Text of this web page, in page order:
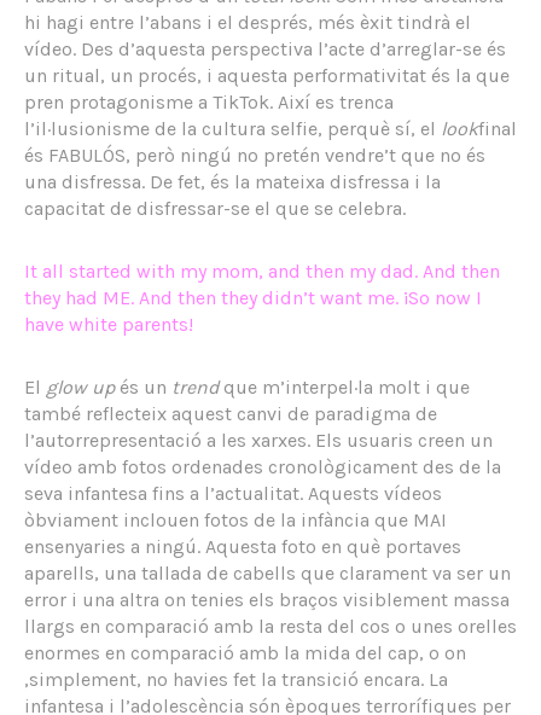
hi hagi entre l’abans i el després, més èxit tindrà el
vídeo. Des d’aquesta perspectiva l’acte d’arreglar-se és
un ritual, un procés, i aquesta performativitat és la que
pren protagonisme a TikTok. Així es trenca
l’il·lusionisme de la cultura selfie, perquè sí, el lookfinal
és FABULÓS, però ningú no pretén vendre’t que no és
una disfressa. De fet, és la mateixa disfressa i la
capacitat de disfressar-se el que se celebra.
It all started with my mom, and then my dad. And then
they had ME. And then they didn’t want me. ¡So now I
have white parents!
El glow up és un trendque m’interpel·la molt i que
també reflecteix aquest canvi de paradigma de
l’autorrepresentació a les xarxes. Els usuaris creen un
vídeo amb fotos ordenades cronològicament des de la
seva infantesa fins a l’actualitat. Aquests vídeos
òbviament inclouen fotos de la infància que MAI
ensenyaries a ningú. Aquesta foto en què portaves
aparells, una tallada de cabells que clarament va ser un
error i una altra on tenies els braços visiblement massa
llargs en comparació amb la resta del cos o unes orelles
enormes en comparació amb la mida del cap, o on
,simplement, no havies fet la transició encara. La
infantesa i l’adolescència són èpoques terrorífiques per